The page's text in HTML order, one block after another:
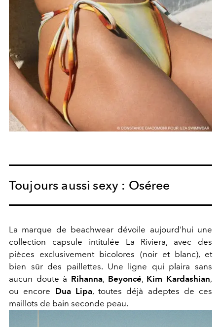
Toujours aussi sexy : Oséree
La marque de beachwear dévoile aujourd'hui une
collection capsule intitulée La Riviera, avec des
pièces exclusivement bicolores (noir et blanc), et
bien sûr des paillettes. Une ligne qui plaira sans
aucun doute à Rihanna, Beyoncé, Kim Kardashian,
ou encore Dua Lipa, toutes déjà adeptes de ces
maillots de bain seconde peau.